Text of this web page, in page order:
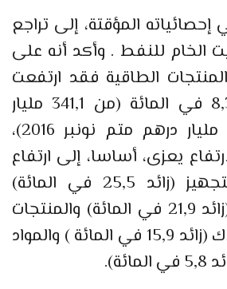
المؤقتة، إلى تراجع
الخام للنفط . وأكد أنه على
الطاقية فقد ارتفعت
الواردات بنسبة 8,3 في المائة (من 341,1 مليار
درهم إلى 369,2 مليار درهم متم نونبر 2016)،
يعزى، أساسا، إلى ارتفاع
مقتنيات مواد التجهيز (زائد 25,5 في المائة)
والمواد الغذائية (زائد 21,9 في المائة) والمنتجات
الجاهزة للاستهلاك (زائد 15,9 في المائة ) والمواد